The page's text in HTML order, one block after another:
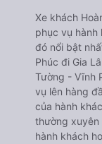
Xe khách
phục vụ hành
đó nổi bật
Phúc đi Gia
Tường - Vĩnh
vụ lên hàng
của hành
thường xuyên
hành khách